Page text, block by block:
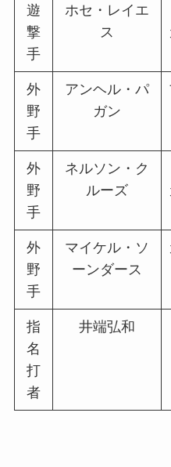
遊
撃
手
ホセ・レイエ
ス
外
野
手
アンヘル・パ
ガン
外
野
手
ネルソン・ク
ルーズ
外
野
手
マイケル・ソ
ーンダース
指
名
打
者
井端弘和